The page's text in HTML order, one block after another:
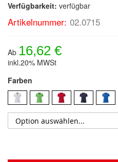
Verfügbarkeit: verfügbar
Artikelnummer: 02.0715
Ab 16,62 €
inkl.20% MWSt
Farben